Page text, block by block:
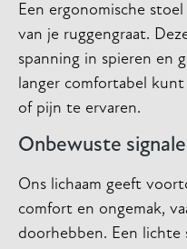
Een ergonomische
van je ruggengraat.
spanning in spieren en
langer comfortabel
of pijn te ervaren.
Onbewuste
Ons lichaam geeft
comfort en ongemak,
doorhebben. Een lichte